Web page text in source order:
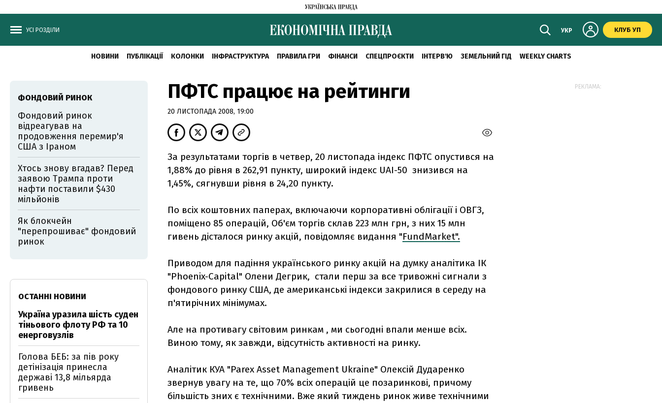
УСІ РОЗДІЛИ УКР КЛУБ УП
НОВИНИ ПУБЛІКАЦІЇ КОЛОНКИ ІНФРАСТРУКТУРА ПРАВИЛА ГРИ ФІНАНСИ СПЕЦПРОЄКТИ ІНТЕРВ'Ю ЗЕМЕЛЬНИЙ ГІД WEEKLY CHARTS
ПФТС працює на рейтинги
20 ЛИСТОПАДА 2008, 19:00
За результатами торгів в четвер, 20 листопада індекс ПФТС опустився на
1,88% до рівня в 262,91 пункту, широкий індекс UAI-50 знизився на
1,45%, сягнувши рівня в 24,20 пункту.
По всіх коштовних паперах, включаючи корпоративні облігації і ОВГЗ,
поміщено 85 операцій, Об'єм торгів склав 223 млн грн, з них 15 млн
гивень дісталося ринку акцій, повідомляє видання "FundMarket".
Приводом для падіння українського ринку акцій на думку аналітика ІК
"Phoenix-Capital" Олени Дегрик, стали перш за все тривожні сигнали з
фондового ринку США, де американські індекси закрилися в середу на
п'ятирічних мінімумах.
Але на противагу світовим ринкам , ми сьогодні впали менше всіх.
Виною тому, як завжди, відсутність активності на ринку.
Аналітик КУА "Parex Asset Management Ukrainе" Олексій Дударенко
звернув увагу на те, що 70% всіх операцій це позаринкові, причому
більшість зних є технічними. Вже який тиждень ринок живе технічними
ФОНДОВИЙ РИНОК
Фондовий ринок
відреагував на
продовження перемир'я
США з Іраном
Хтось знову вгадав? Перед
заявою Трампа проти
нафти поставили $430
мільйонів
Як блокчейн
"перепрошиває" фондовий
ринок
ОСТАННІ НОВИНИ
Україна уразила шість суден
тіньового флоту РФ та 10
енерговузлів
Голова БЕБ: за пів року
детінізація принесла
державі 13,8 мільярда
гривень
РЕКЛАМА: